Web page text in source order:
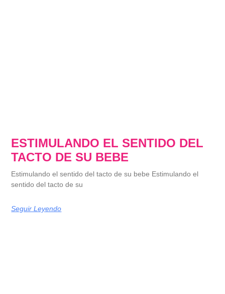
ESTIMULANDO EL SENTIDO DEL
TACTO DE SU BEBE
Estimulando el sentido del tacto de su bebe Estimulando el
sentido del tacto de su
Seguir Leyendo